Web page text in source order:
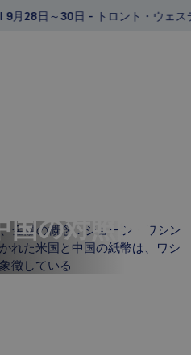
日～30日 - トロント・ウェステ
国の対照的な